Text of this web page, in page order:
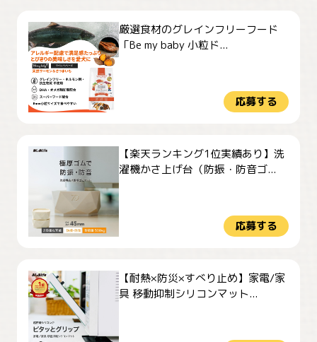
厳選食材のグレインフリーフード
「Be my baby 小粒ド...
応募する
【楽天ランキング1位実績あり】洗
濯機かさ上げ台（防振・防音ゴ...
応募する
【耐熱×防災×すべり止め】家電/家
具 移動抑制シリコンマット...